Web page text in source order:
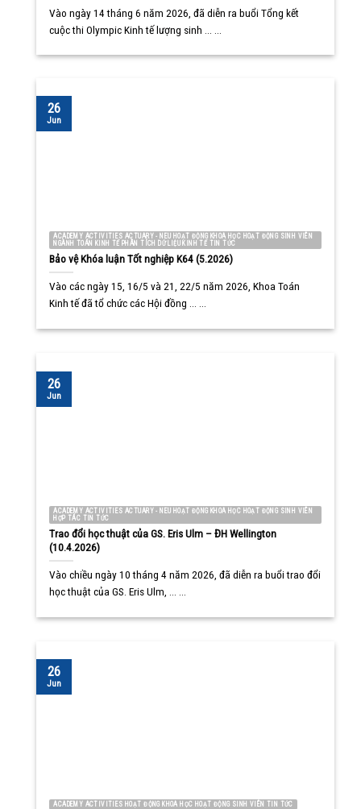
Vào ngày 14 tháng 6 năm 2026, đã diễn ra buổi Tổng kết
cuộc thi Olympic Kinh tế lượng sinh ... ...
ACADEMY ACTIVITIES ACTUARY - NEU HOẠT ĐỘNG KHOA HỌC HOẠT ĐỘNG SINH VIÊN
NGÀNH TOÁN KINH TẾ PHÂN TÍCH DỮ LIỆU KINH TẾ TIN TỨC
Bảo vệ Khóa luận Tốt nghiệp K64 (5.2026)
Vào các ngày 15, 16/5 và 21, 22/5 năm 2026, Khoa Toán
Kinh tế đã tổ chức các Hội đồng ... ...
26
Jun
ACADEMY ACTIVITIES ACTUARY - NEU HOẠT ĐỘNG KHOA HỌC HOẠT ĐỘNG SINH VIÊN
HỢP TÁC TIN TỨC
Trao đổi học thuật của GS. Eris Ulm – ĐH Wellington
(10.4.2026)
Vào chiều ngày 10 tháng 4 năm 2026, đã diễn ra buổi trao đổi
học thuật của GS. Eris Ulm, ... ...
26
Jun
ACADEMY ACTIVITIES HOẠT ĐỘNG KHOA HỌC HOẠT ĐỘNG SINH VIÊN TIN TỨC
26
Jun